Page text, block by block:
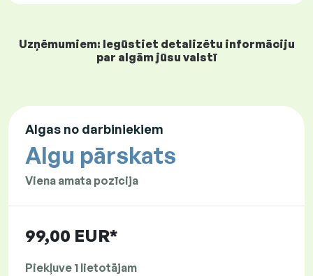
Uzņēmumiem: Iegūstiet detalizētu informāciju
par algām jūsu valstī
Algas no darbiniekiem
Algu pārskats
Viena amata pozīcija
99,00 EUR*
Piekļuve 1 lietotājam